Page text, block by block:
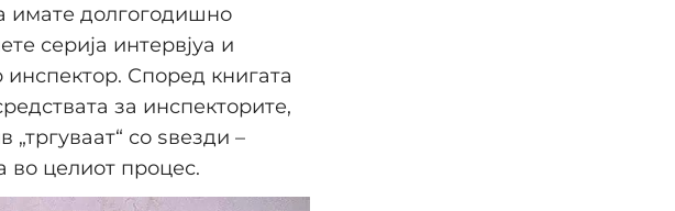
имате долгогодишно
серија интервјуа и
инспектор. Според книгата
за инспекторите,
со ѕвезди –
во целиот процес.